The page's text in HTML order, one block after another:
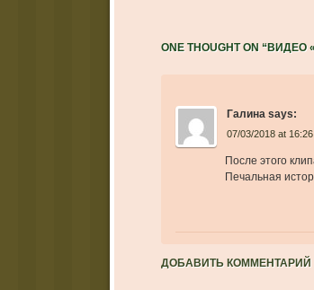
ONE THOUGHT ON “ВИДЕО
Галина says:
07/03/2018 at 16:26
После этого
Печальная
ДОБАВИТЬ КОММЕНТАРИЙ